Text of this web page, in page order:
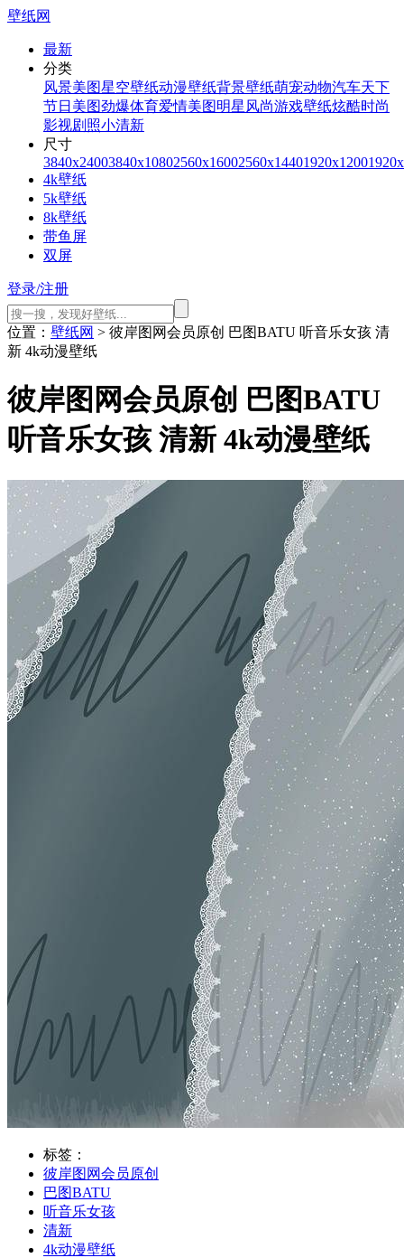
壁纸网
最新
分类
风景美图星空壁纸动漫壁纸背景壁纸萌宠动物汽车天下
节日美图劲爆体育爱情美图明星风尚游戏壁纸炫酷时尚
影视剧照小清新
尺寸
3840x24003840x10802560x16002560x14401920x1200
4k壁纸
5k壁纸
8k壁纸
带鱼屏
双屏
登录/注册
位置： 壁纸网 > 彼岸图网会员原创 巴图BATU 听音乐女孩 清
新 4k动漫壁纸
彼岸图网会员原创 巴图BATU
听音乐女孩 清新 4k动漫壁纸
标签：
彼岸图网会员原创
巴图BATU
听音乐女孩
清新
4k动漫壁纸